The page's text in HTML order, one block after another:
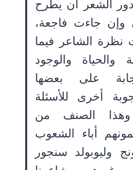
الشعر أن يطرح
وإن جاءت فاجعة،
نظرة الشاعر فيما
والحياة والوجود
على بعضها
أخرى للأسئلة
وهذا الصنف من
أباء الشعوب
وليوبولد سنجور